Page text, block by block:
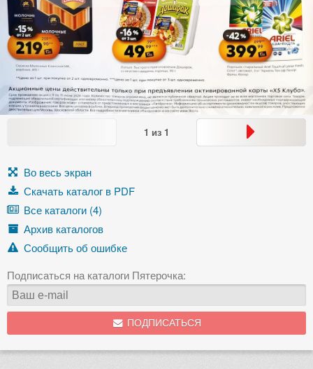
1 из 1
Во весь экран
Скачать каталог в PDF
Все каталоги (4)
Архив каталогов
Сообщить об ошибке
Подписаться на каталоги Пятерочка:
ПОДПИСАТЬСЯ